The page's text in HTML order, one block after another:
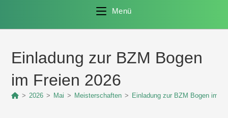
Menü
Einladung zur BZM Bogen
im Freien 2026
> 2026 > Mai > Meisterschaften > Einladung zur BZM Bogen im